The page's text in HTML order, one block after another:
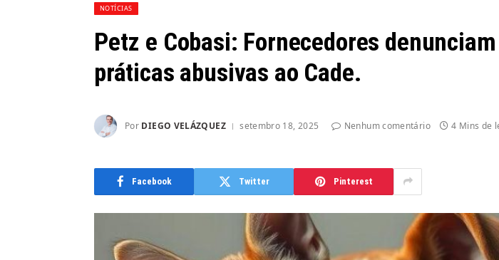
NOTÍCIAS
Petz e Cobasi: Fornecedores
práticas abusivas ao Cade.
Por DIEGO VELÁZQUEZ setembro 18, 2025 Nenhum comentário 4 Mins de
Facebook Twitter Pinterest